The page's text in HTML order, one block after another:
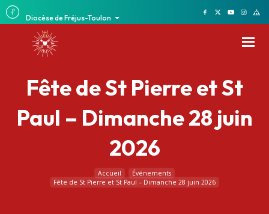
Diocèse de Fréjus-Toulon
Fête de St Pierre et St
Paul – Dimanche 28 juin
2026
Accueil
Événements
Fête de St Pierre et St Paul – Dimanche 28 juin 2026